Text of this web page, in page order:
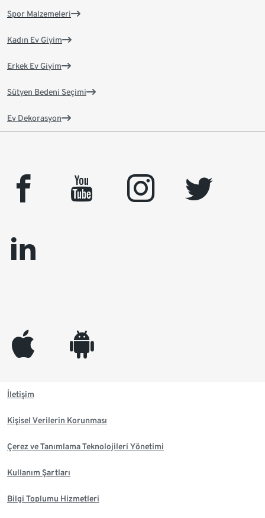
Spor Malzemeleri
Kadın Ev Giyim
Erkek Ev Giyim
Sütyen Bedeni Seçimi
Ev Dekorasyon
facebook youtube instagram
twitter
linkedin
appleinc android
İletişim
Kişisel Verilerin Korunması
Çerez ve Tanımlama Teknolojileri Yönetimi
Kullanım Şartları
Bilgi Toplumu Hizmetleri